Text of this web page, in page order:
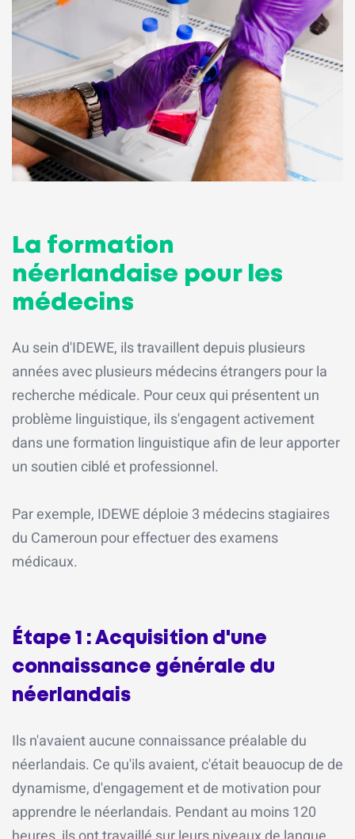
La formation
néerlandaise pour les
médecins
Au sein d'IDEWE, ils travaillent depuis plusieurs
années avec plusieurs médecins étrangers pour la
recherche médicale. Pour ceux qui présentent un
problème linguistique, ils s'engagent activement
dans une formation linguistique afin de leur apporter
un soutien ciblé et professionnel.
Par exemple, IDEWE déploie 3 médecins stagiaires
du Cameroun pour effectuer des examens
médicaux.
Étape 1 : Acquisition d'une
connaissance générale du
néerlandais
Ils n'avaient aucune connaissance préalable du
néerlandais. Ce qu'ils avaient, c'était beauocup de de
dynamisme, d'engagement et de motivation pour
apprendre le néerlandais. Pendant au moins 120